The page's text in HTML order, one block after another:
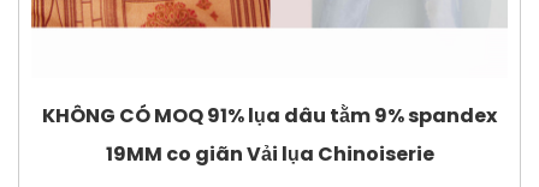
KHÔNG CÓ MOQ 91% lụa dâu tằm 9% spandex
19MM co giãn Vải lụa Chinoiserie